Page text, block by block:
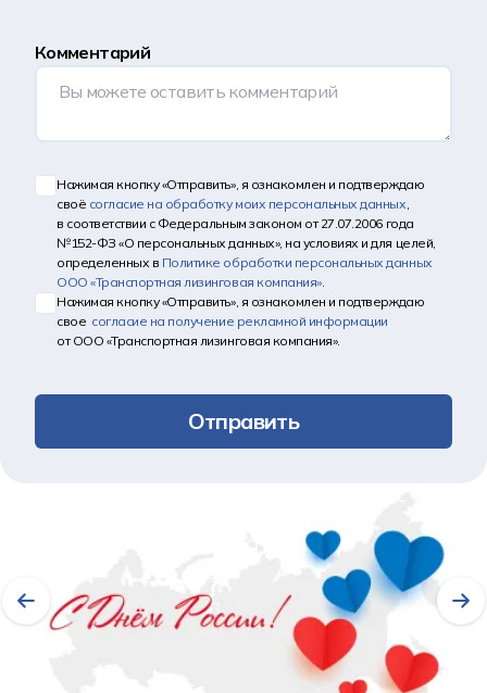
Комментарий
Нажимая кнопку «Отправить», я ознакомлен и подтверждаю
своё согласие на обработку моих персональных данных,
в соответствии с Федеральным законом от 27.07.2006 года
№152-ФЗ «О персональных данных», на условиях и для целей,
определенных в Политике обработки персональных данных
ООО «Транспортная лизинговая компания».
Нажимая кнопку «Отправить», я ознакомлен и подтверждаю
свое согласие на получение рекламной информации
от ООО «Транспортная лизинговая компания».
Отправить
Другие новости